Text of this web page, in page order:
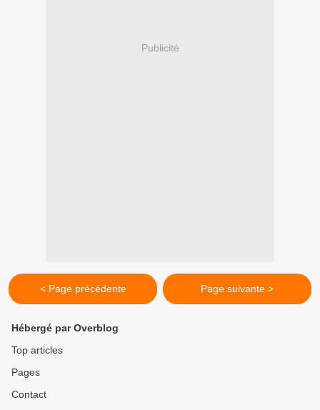
Publicité
< Page précédente Page suivante >
Hébergé par Overblog
Top articles
Pages
Contact